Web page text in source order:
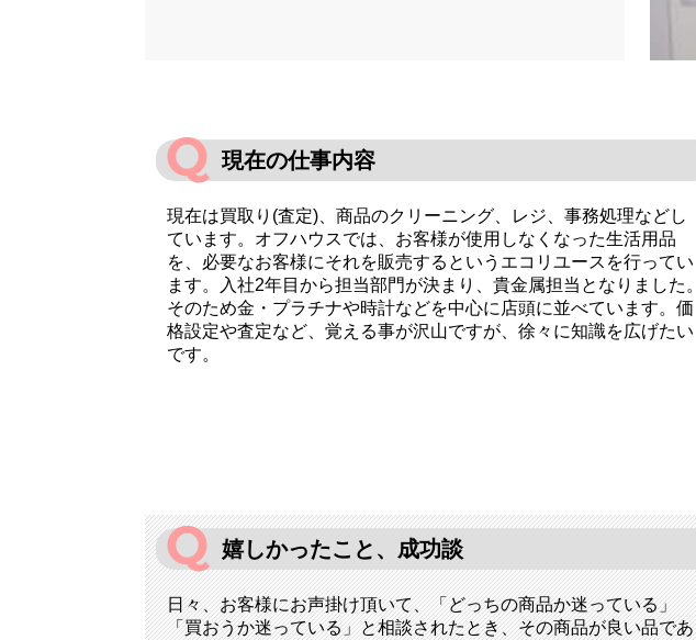
現在の仕事内容
現在は買取り(査定)、商品のクリーニング、レジ、事務処理などし
ています。オフハウスでは、お客様が使用しなくなった生活用品
を、必要なお客様にそれを販売するというエコリユースを行ってい
ます。入社2年目から担当部門が決まり、貴金属担当となりました。
そのため金・プラチナや時計などを中心に店頭に並べています。価
格設定や査定など、覚える事が沢山ですが、徐々に知識を広げたい
です。
嬉しかったこと、成功談
日々、お客様にお声掛け頂いて、「どっちの商品か迷っている」
「買おうか迷っている」と相談されたとき、その商品が良い品であ